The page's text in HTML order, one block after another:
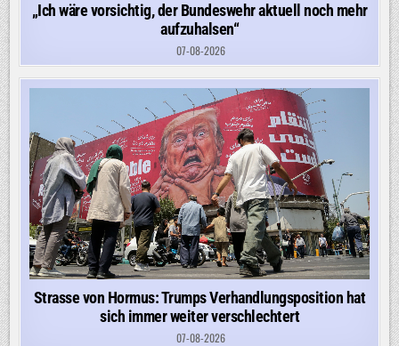
„Ich wäre vorsichtig, der Bundeswehr aktuell noch mehr
aufzuhalsen“
07-08-2026
Strasse von Hormus: Trumps Verhandlungsposition hat
sich immer weiter verschlechtert
07-08-2026